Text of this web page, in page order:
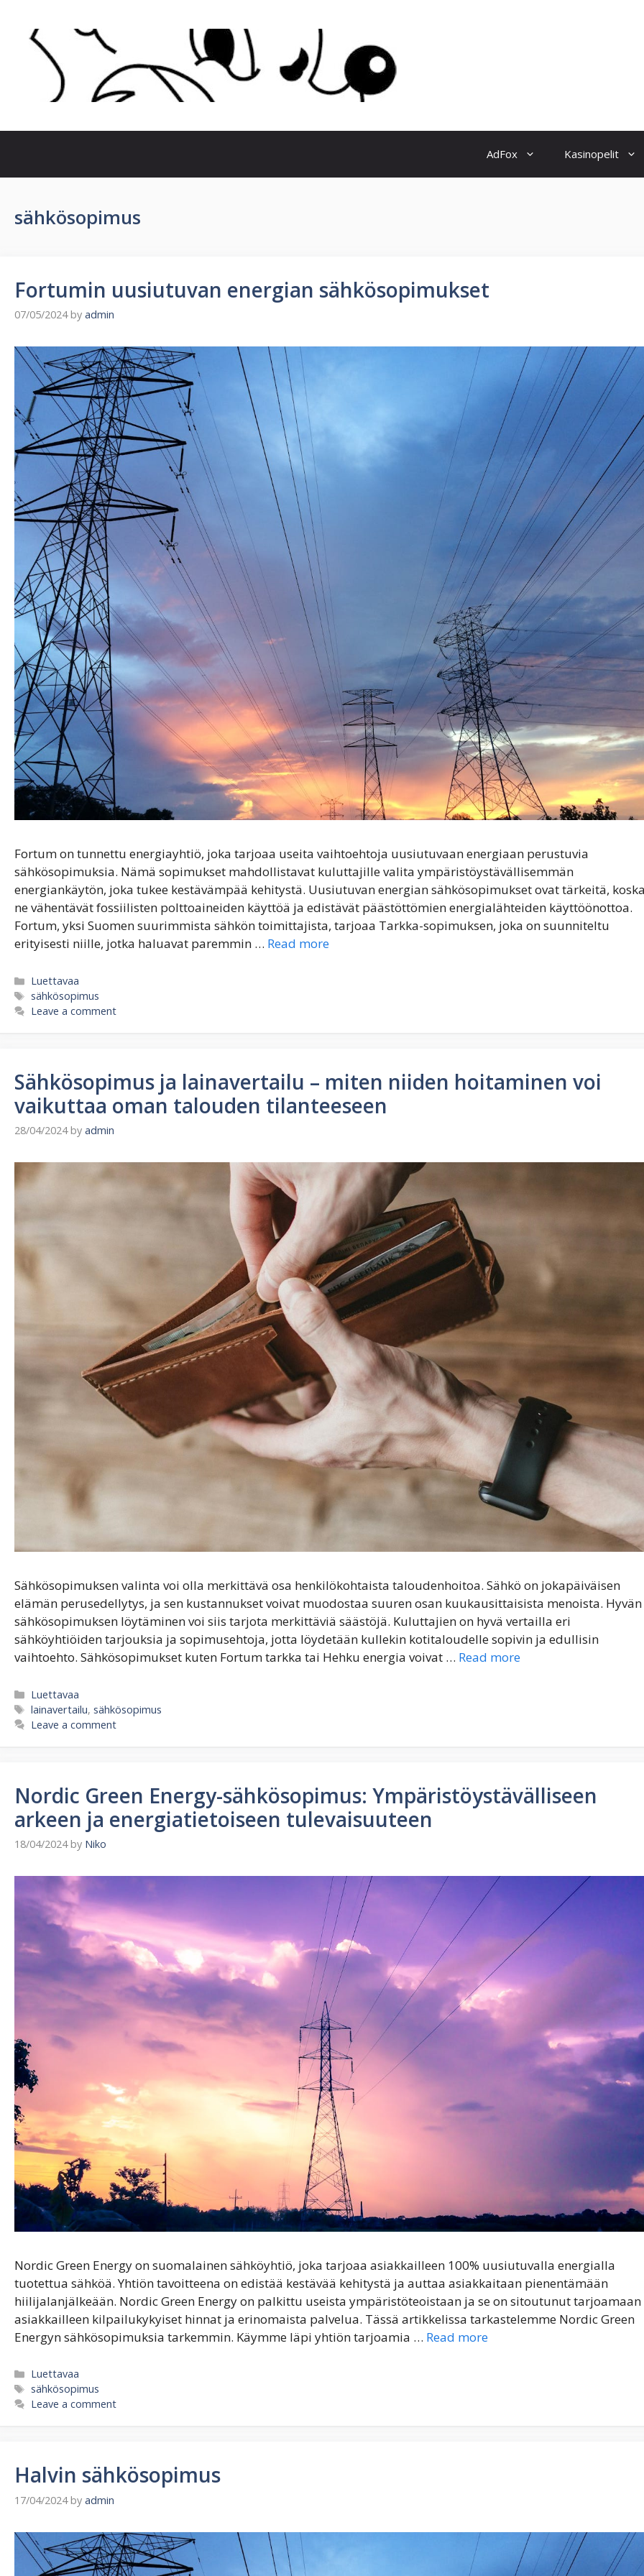
content
AdFox Kasinopelit
sähkösopimus
Fortumin uusiutuvan energian sähkösopimukset
07/05/2024 by admin
Fortum on tunnettu energiayhtiö, joka tarjoaa useita vaihtoehtoja uusiutuvaan energiaan perustuvia
sähkösopimuksia. Nämä sopimukset mahdollistavat kuluttajille valita ympäristöystävällisemmän
energiankäytön, joka tukee kestävämpää kehitystä. Uusiutuvan energian sähkösopimukset ovat tärkeitä,
ne vähentävät fossiilisten polttoaineiden käyttöä ja edistävät päästöttömien energialähteiden käyttöönottoa.
Fortum, yksi Suomen suurimmista sähkön toimittajista, tarjoaa Tarkka-sopimuksen, joka on suunniteltu
erityisesti niille, jotka haluavat paremmin … Read more
Categories
Luettavaa
Tags
sähkösopimus
Leave a comment
Sähkösopimus ja lainavertailu – miten niiden hoitaminen voi
vaikuttaa oman talouden tilanteeseen
28/04/2024 by admin
Sähkösopimuksen valinta voi olla merkittävä osa henkilökohtaista taloudenhoitoa. Sähkö on jokapäiväisen
elämän perusedellytys, ja sen kustannukset voivat muodostaa suuren osan kuukausittaisista menoista. Hyvän
sähkösopimuksen löytäminen voi siis tarjota merkittäviä säästöjä. Kuluttajien on hyvä vertailla eri
sähköyhtiöiden tarjouksia ja sopimusehtoja, jotta löydetään kullekin kotitaloudelle sopivin ja edullisin
vaihtoehto. Sähkösopimukset kuten Fortum tarkka tai Hehku energia voivat … Read more
Categories
Luettavaa
Tags
lainavertailu,sähkösopimus
Leave a comment
Nordic Green Energy-sähkösopimus: Ympäristöystävälliseen
arkeen ja energiatietoiseen tulevaisuuteen
18/04/2024 by Niko
Nordic Green Energy on suomalainen sähköyhtiö, joka tarjoaa asiakkailleen 100% uusiutuvalla energialla
tuotettua sähköä. Yhtiön tavoitteena on edistää kestävää kehitystä ja auttaa asiakkaitaan pienentämään
hiilijalanjälkeään. Nordic Green Energy on palkittu useista ympäristöteoistaan ja se on sitoutunut tarjoamaan
asiakkailleen kilpailukykyiset hinnat ja erinomaista palvelua. Tässä artikkelissa tarkastelemme Nordic Green
Energyn sähkösopimuksia tarkemmin. Käymme läpi yhtiön tarjoamia … Read more
Categories
Luettavaa
Tags
sähkösopimus
Leave a comment
Halvin sähkösopimus
17/04/2024 by admin